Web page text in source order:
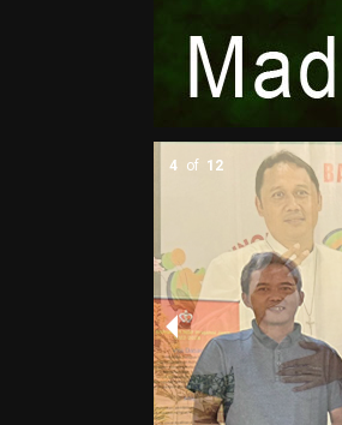
5 of 12